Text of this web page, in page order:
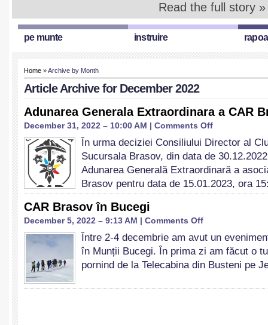
Read the full story »
pe munte instruire
Home » Archive by Month
Article Archive for December 2022
Adunarea Generala Extraordinara a CAR
December 31, 2022 – 10:00 AM | Comments Offon
Generala
Extraordinara
Brasov
În urma deciziei Consiliului Director al
Sucursala Brasov, din data de
Adunarea Generală Extraordinară a
Brasov pentru data de 15.01.2023, ora
CAR Brasov în Bucegi
December 5, 2022 – 9:13 AM | Comments Offon
Brasov
în
Bucegi
Între 2-4 decembrie am avut un
în Munții Bucegi. În prima zi am făcut o
pornind de la Telecabina din Busteni pe